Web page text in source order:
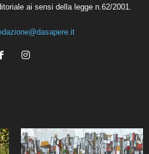
ai sensi della legge n.62/2001.